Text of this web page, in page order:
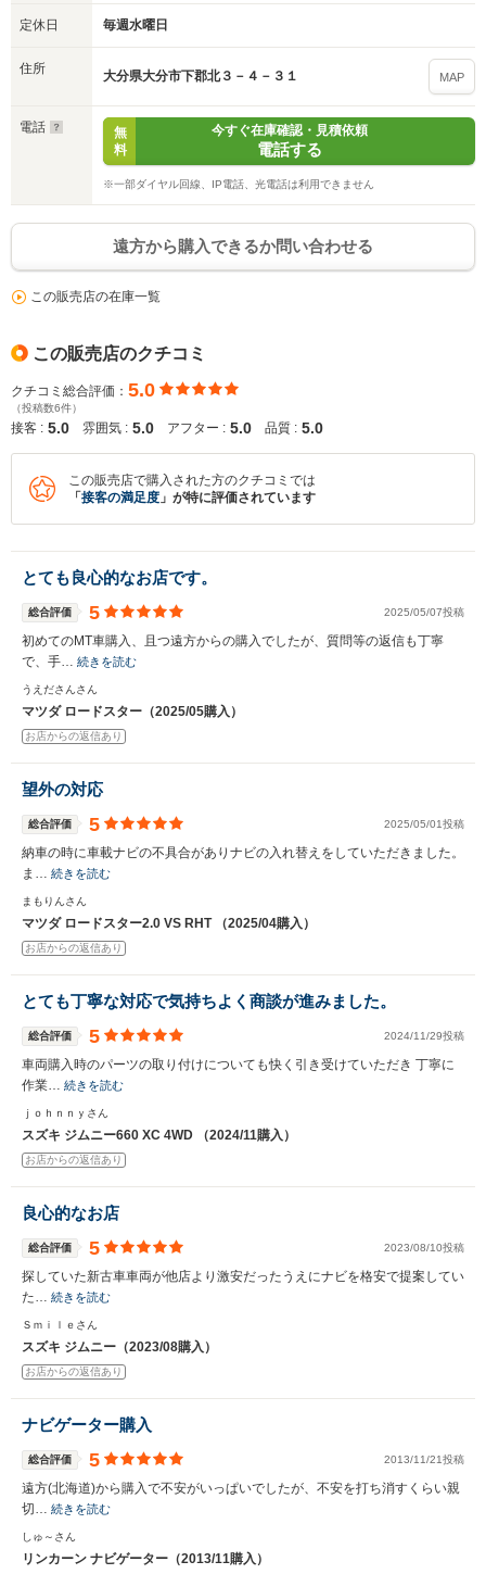
定休日 毎週水曜日
住所 大分県大分市下郡北３－４－３１ MAP
電話
無
料
今すぐ在庫確認・見積依頼
電話する
※一部ダイヤル回線、IP電話、光電話は利用できません
遠方から購入できるか問い合わせる
この販売店の在庫一覧
この販売店のクチコミ
クチコミ総合評価： 5.0
（投稿数6件）
接客 : 5.0 雰囲気 : 5.0 アフター : 5.0 品質 : 5.0
この販売店で購入された方のクチコミでは
「 接客の満足度 」が特に評価されています
とても良心的なお店です。
総合評価 5 2025/05/07投稿
初めてのMT車購入、且つ遠方からの購入でしたが、質問等の返信も丁寧
で、手… 続きを読む
うえださんさん
マツダ ロードスター（2025/05購入）
お店からの返信あり
望外の対応
総合評価 5 2025/05/01投稿
納車の時に車載ナビの不具合がありナビの入れ替えをしていただきました。
ま… 続きを読む
まもりんさん
マツダ ロードスター2.0 VS RHT （2025/04購入）
お店からの返信あり
とても丁寧な対応で気持ちよく商談が進みました。
総合評価 5 2024/11/29投稿
車両購入時のパーツの取り付けについても快く引き受けていただき 丁寧に
作業… 続きを読む
ｊｏｈｎｎｙさん
スズキ ジムニー660 XC 4WD （2024/11購入）
お店からの返信あり
良心的なお店
総合評価 5 2023/08/10投稿
探していた新古車車両が他店より激安だったうえにナビを格安で提案してい
た… 続きを読む
Ｓｍｉｌｅさん
スズキ ジムニー（2023/08購入）
お店からの返信あり
ナビゲーター購入
総合評価 5 2013/11/21投稿
遠方(北海道)から購入で不安がいっぱいでしたが、不安を打ち消すくらい親
切… 続きを読む
しゅ～さん
リンカーン ナビゲーター（2013/11購入）
※保存された情報は90日で破棄されます
いいえ